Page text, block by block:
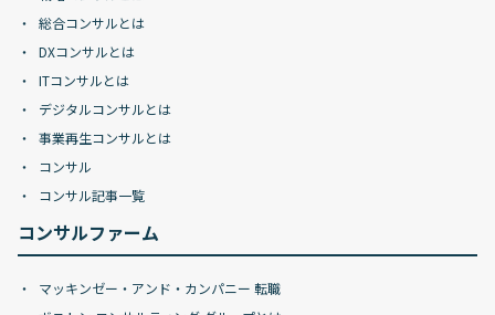
総合コンサルとは
DXコンサルとは
ITコンサルとは
デジタルコンサルとは
事業再生コンサルとは
コンサル
コンサル記事一覧
コンサルファーム
マッキンゼー・アンド・カンパニー 転職